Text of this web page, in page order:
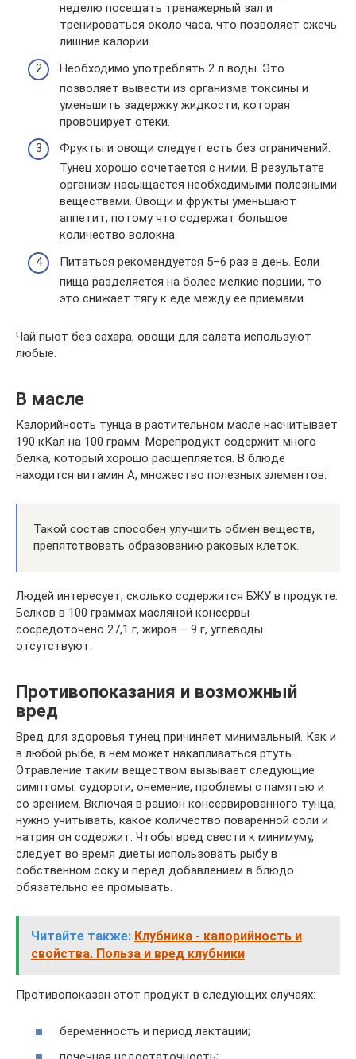
неделю посещать тренажерный зал и
тренироваться около часа, что позволяет сжечь
лишние калории.
Необходимо употреблять 2 л воды. Это
позволяет вывести из организма токсины и
уменьшить задержку жидкости, которая
провоцирует отеки.
Фрукты и овощи следует есть без ограничений.
Тунец хорошо сочетается с ними. В результате
организм насыщается необходимыми полезными
веществами. Овощи и фрукты уменьшают
аппетит, потому что содержат большое
количество волокна.
Питаться рекомендуется 5–6 раз в день. Если
пища разделяется на более мелкие порции, то
это снижает тягу к еде между ее приемами.
Чай пьют без сахара, овощи для салата используют
любые.
В масле
Калорийность тунца в растительном масле насчитывает
190 кКал на 100 грамм. Морепродукт содержит много
белка, который хорошо расщепляется. В блюде
находится витамин А, множество полезных элементов:
Такой состав способен улучшить обмен веществ,
препятствовать образованию раковых клеток.
Людей интересует, сколько содержится БЖУ в продукте.
Белков в 100 граммах масляной консервы
сосредоточено 27,1 г, жиров – 9 г, углеводы
отсутствуют.
Противопоказания и возможный
вред
Вред для здоровья тунец причиняет минимальный. Как и
в любой рыбе, в нем может накапливаться ртуть.
Отравление таким веществом вызывает следующие
симптомы: судороги, онемение, проблемы с памятью и
со зрением. Включая в рацион консервированного тунца,
нужно учитывать, какое количество поваренной соли и
натрия он содержит. Чтобы вред свести к минимуму,
следует во время диеты использовать рыбу в
собственном соку и перед добавлением в блюдо
обязательно ее промывать.
Читайте также: Клубника - калорийность и
свойства. Польза и вред клубники
Противопоказан этот продукт в следующих случаях:
беременность и период лактации;